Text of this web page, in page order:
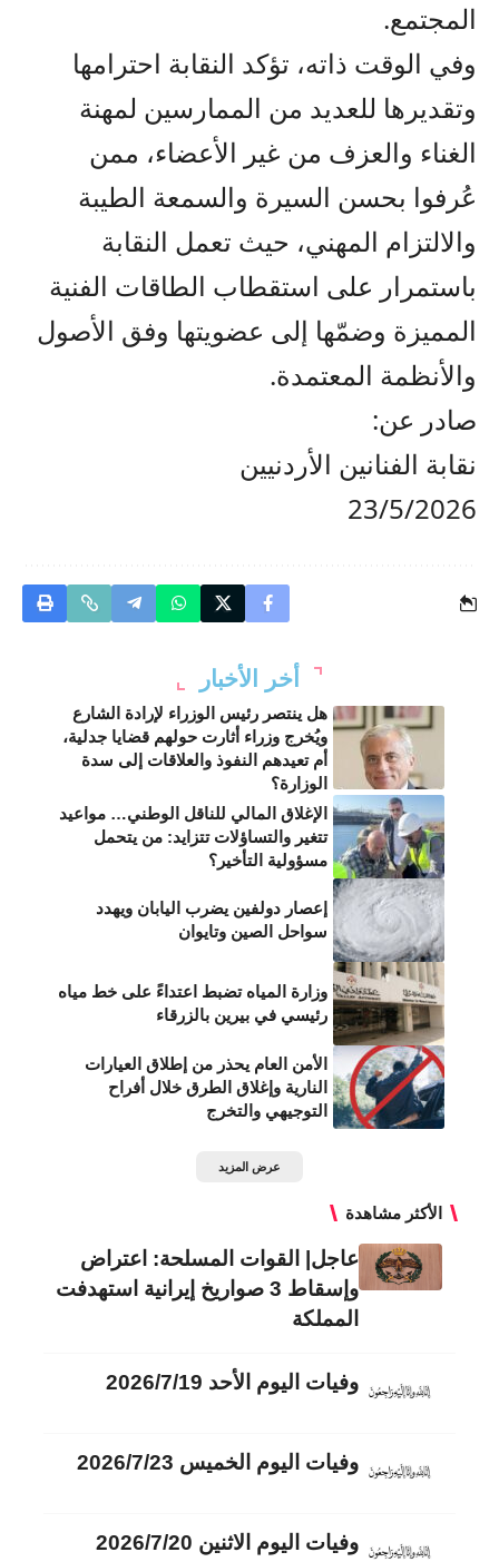
المجتمع.
وفي الوقت ذاته، تؤكد النقابة احترامها
وتقديرها للعديد من الممارسين لمهنة
الغناء والعزف من غير الأعضاء، ممن
عُرفوا بحسن السيرة والسمعة الطيبة
والالتزام المهني، حيث تعمل النقابة
باستمرار على استقطاب الطاقات الفنية
المميزة وضمّها إلى عضويتها وفق الأصول
والأنظمة المعتمدة.
صادر عن:
نقابة الفنانين الأردنيين
23/5/2026
أخر الأخبار
هل ينتصر رئيس الوزراء لإرادة الشارع
ويُخرج وزراء أثارت حولهم قضايا جدلية،
أم تعيدهم النفوذ والعلاقات إلى سدة
الوزارة؟
الإغلاق المالي للناقل الوطني… مواعيد
تتغير والتساؤلات تتزايد: من يتحمل
مسؤولية التأخير؟
إعصار دولفين يضرب اليابان ويهدد
سواحل الصين وتايوان
وزارة المياه تضبط اعتداءً على خط مياه
رئيسي في بيرين بالزرقاء
الأمن العام يحذر من إطلاق العيارات
النارية وإغلاق الطرق خلال أفراح
التوجيهي والتخرج
عرض المزيد
الأكثر مشاهدة
عاجل| القوات المسلحة: اعتراض
وإسقاط 3 صواريخ إيرانية استهدفت
المملكة
وفيات اليوم الأحد 2026/7/19
وفيات اليوم الخميس 2026/7/23
وفيات اليوم الاثنين 2026/7/20